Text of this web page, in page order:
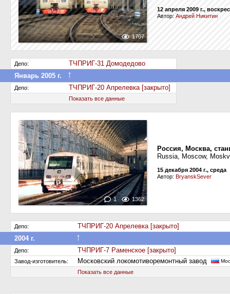
1707
12 апреля 2009 г.,
Автор: Андрей Никитин
Депо:
ТЧПРИГ-31 Домодедово
Январь 2005 г.
↑
Депо: ТЧПРИГ-20 Апрелевка [закрыто]
Показать все данные
1 1362
Россия, Москва,
Russia, Moscow,
15 декабря 2004 г., среда
Автор: BryanskSever
Депо:
ТЧПРИГ-20 Апрелевка [закрыто]
2004 г.
↑
Депо: ТЧПРИГ-7 Раменское [закрыто]
Завод-изготовитель: Московский локомотиворемонтный завод
Показать все данные